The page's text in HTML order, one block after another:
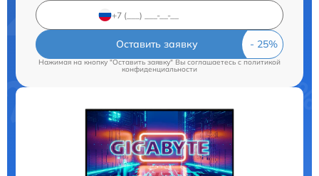
Оставить заявку
Нажимая на кнопку "Оставить заявку" Вы соглашаетесь cполитикой
конфиденциальности